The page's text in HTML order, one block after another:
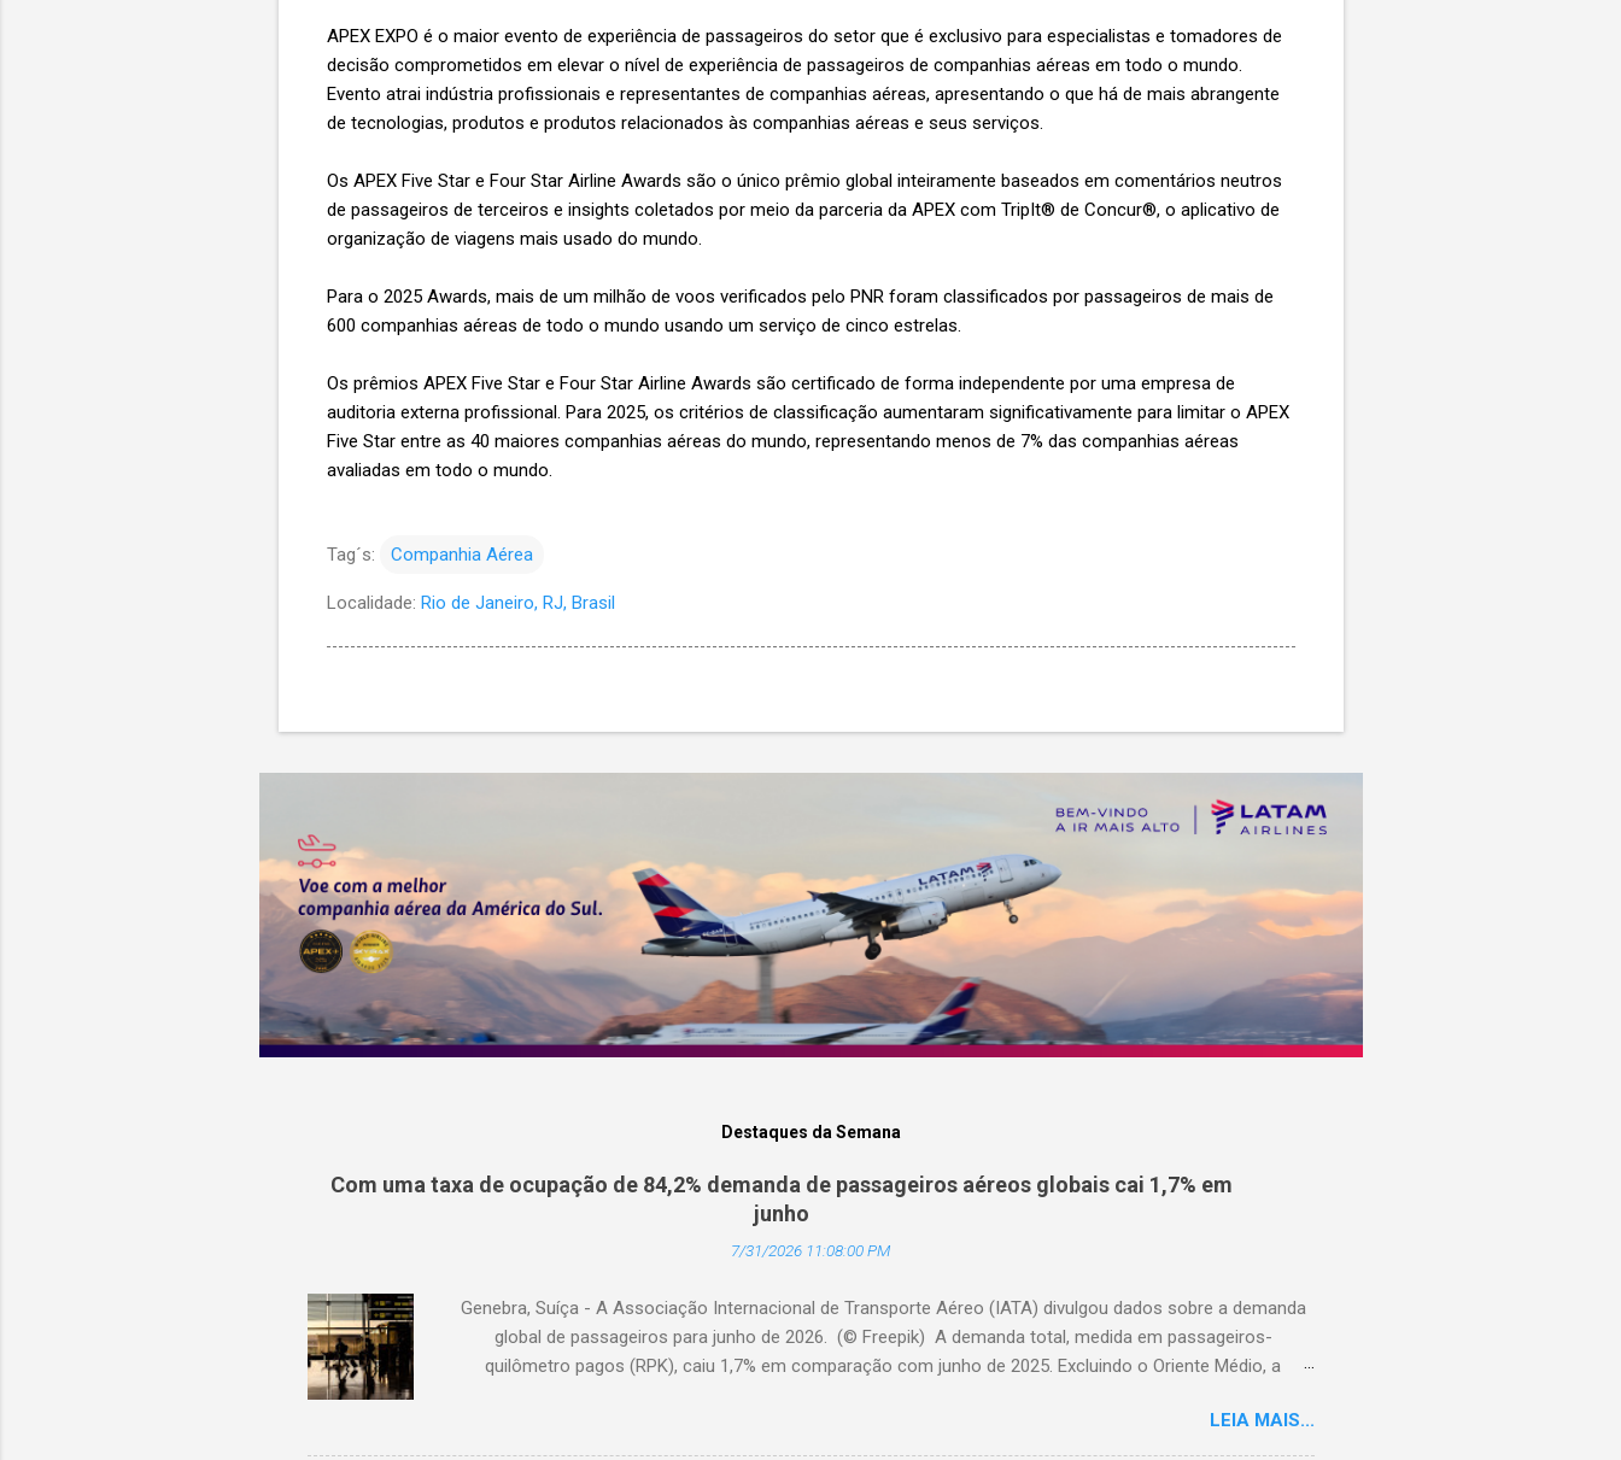
APEX EXPO é o maior evento de experiência de passageiros do setor que é exclusivo para especialistas e tomadores de
decisão comprometidos em elevar o nível de experiência de passageiros de companhias aéreas em todo o mundo.
Evento atrai indústria profissionais e representantes de companhias aéreas, apresentando o que há de mais abrangente
de tecnologias, produtos e produtos relacionados às companhias aéreas e seus serviços.
Os APEX Five Star e Four Star Airline Awards são o único prêmio global inteiramente baseados em comentários neutros
de passageiros de terceiros e insights coletados por meio da parceria da APEX com TripIt® de Concur®, o aplicativo de
organização de viagens mais usado do mundo.
Para o 2025 Awards, mais de um milhão de voos verificados pelo PNR foram classificados por passageiros de mais de
600 companhias aéreas de todo o mundo usando um serviço de cinco estrelas.
Os prêmios APEX Five Star e Four Star Airline Awards são certificado de forma independente por uma empresa de
auditoria externa profissional. Para 2025, os critérios de classificação aumentaram significativamente para limitar o APEX
Five Star entre as 40 maiores companhias aéreas do mundo, representando menos de 7% das companhias aéreas
avaliadas em todo o mundo.
Tag´s: Companhia Aérea
Localidade: Rio de Janeiro, RJ, Brasil
Destaques da Semana
Com uma taxa de ocupação de 84,2% demanda de passageiros aéreos globais cai 1,7% em
junho
7/31/2026 11:08:00 PM
Genebra, Suíça - A Associação Internacional de Transporte Aéreo (IATA) divulgou dados sobre a demanda
global de passageiros para junho de 2026. (© Freepik) A demanda total, medida em passageiros-
quilômetro pagos (RPK), caiu 1,7% em comparação com junho de 2025. Excluindo o Oriente Médio, a
1,3% em relação ao ano anterior. A taxa de ocupação foi de 84,2% (-0,4 ponto percentual em comparação
com junho de 2025). A demanda internacional caiu 0,9% em comparação com junho de 2025. Excluindo o
LEIA MAIS...